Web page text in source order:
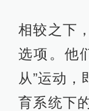
相较之下
选项。他
从”运动，
育系统下